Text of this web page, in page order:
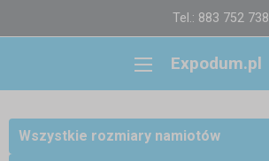
Tel.: 883 752 738
Expodum.pl
Wszystkie rozmiary namiotów